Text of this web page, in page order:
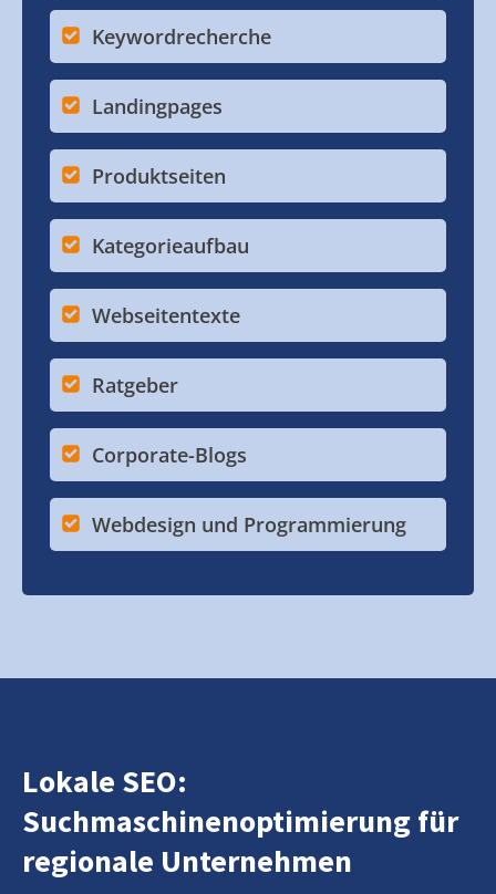
Keywordrecherche
Landingpages
Produktseiten
Kategorieaufbau
Webseitentexte
Ratgeber
Corporate-Blogs
Webdesign und Programmierung
Lokale SEO:
Suchmaschinenoptimierung für
regionale Unternehmen